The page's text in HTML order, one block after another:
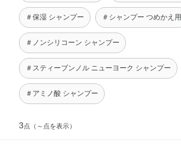
＃保湿 シャンプー ＃シャンプー つめかえ用
＃ノンシリコーン シャンプー
＃スティーブンノル ニューヨーク シャンプー
＃アミノ酸 シャンプー
3点 （～点を表示）